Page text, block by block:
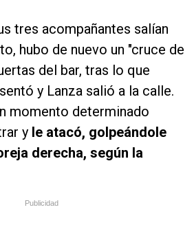
tres acompañantes salían
hubo de nuevo un "cruce de
del bar, tras lo que
y Lanza salió a la calle.
momento determinado
y le atacó, golpeándole
derecha, según la
Publicidad